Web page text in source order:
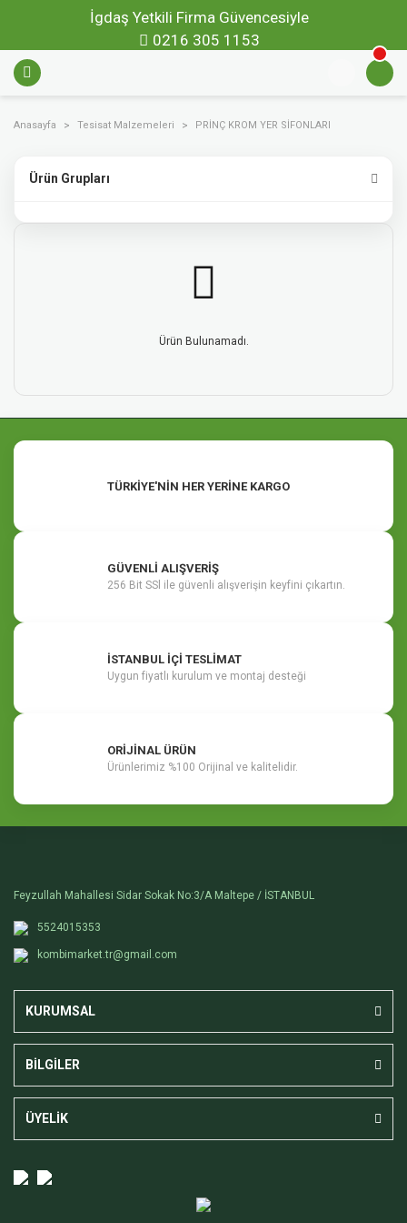
İgdaş Yetkili Firma Güvencesiyle
0216 305 1153
Anasayfa Tesisat Malzemeleri PRİNÇ KROM YER SİFONLARI
Ürün Grupları
Ürün Bulunamadı.
TÜRKİYE'NİN HER YERİNE KARGO
GÜVENLİ ALIŞVERİŞ
256 Bit SSl ile güvenli alışverişin keyfini çıkartın.
İSTANBUL İÇİ TESLİMAT
Uygun fiyatlı kurulum ve montaj desteği
ORİJİNAL ÜRÜN
Ürünlerimiz %100 Orijinal ve kalitelidir.
Feyzullah Mahallesi Sidar Sokak No:3/A Maltepe / İSTANBUL
5524015353
kombimarket.tr@gmail.com
KURUMSAL
BİLGİLER
ÜYELİK